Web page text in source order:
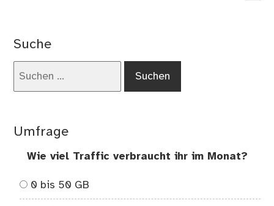
Suche
Umfrage
Wie viel Traffic verbraucht ihr im Monat?
0 bis 50 GB